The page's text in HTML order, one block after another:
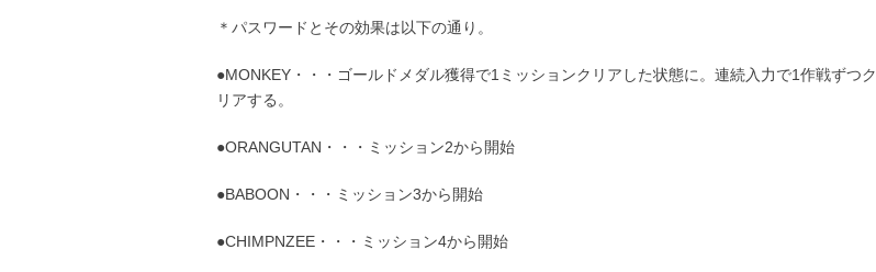
＊パスワードとその効果は以下の通り。
●MONKEY・・・ゴールドメダル獲得で1ミッションクリアした状態に。連続入力で1作戦ずつク
リアする。
●ORANGUTAN・・・ミッション2から開始
●BABOON・・・ミッション3から開始
●CHIMPNZEE・・・ミッション4から開始